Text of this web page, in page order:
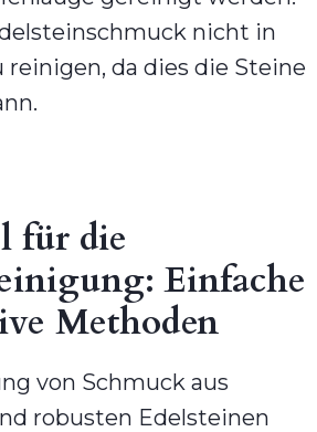
nicht in
reinigen, da dies die Steine
für die
Einfache
Methoden
von Schmuck aus
robusten Edelsteinen